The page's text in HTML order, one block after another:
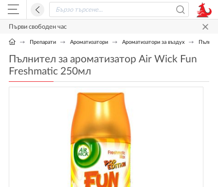
Първи свободен час
Препарати Ароматизатори Ароматизатори за въздух
Пълнител за ароматизатор Air Wick Fun
Freshmatic 250мл